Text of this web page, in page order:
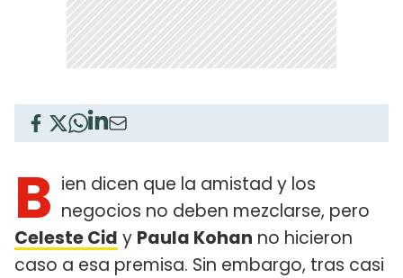
B ien dicen que la amistad y los
negocios no deben mezclarse, pero
Celeste Cid y Paula Kohan no hicieron
caso a esa premisa. Sin embargo, tras casi